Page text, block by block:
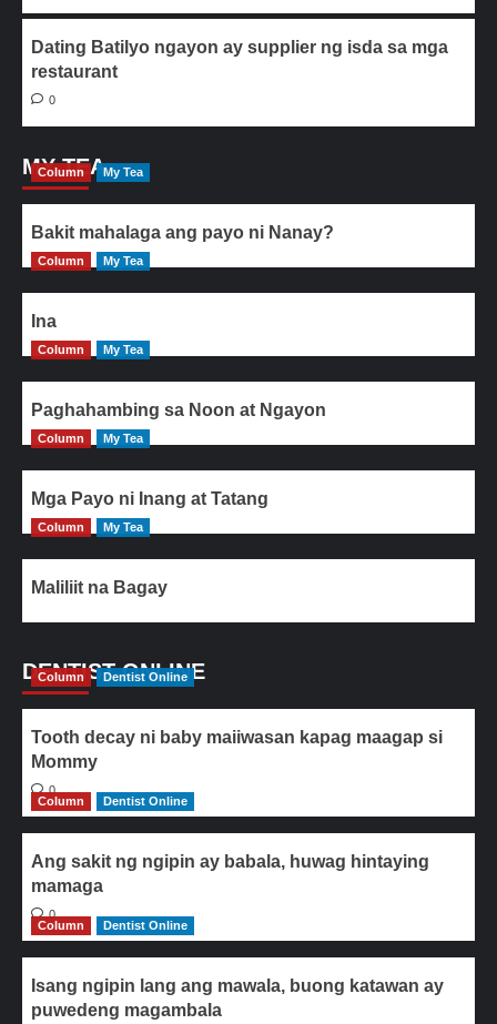
Dating Batilyo ngayon ay supplier ng isda sa mga
restaurant
0
MY TEA
Column My Tea
Bakit mahalaga ang payo ni Nanay?
Column My Tea
Ina
Column My Tea
Paghahambing sa Noon at Ngayon
Column My Tea
Mga Payo ni Inang at Tatang
Column My Tea
Maliliit na Bagay
DENTIST ONLINE
Column Dentist Online
Tooth decay ni baby maiiwasan kapag maagap si
Mommy
0
Column
Dentist Online
Ang sakit ng ngipin ay babala, huwag hintaying
mamaga
0
Column
Dentist Online
Isang ngipin lang ang mawala, buong katawan ay
puwedeng magambala